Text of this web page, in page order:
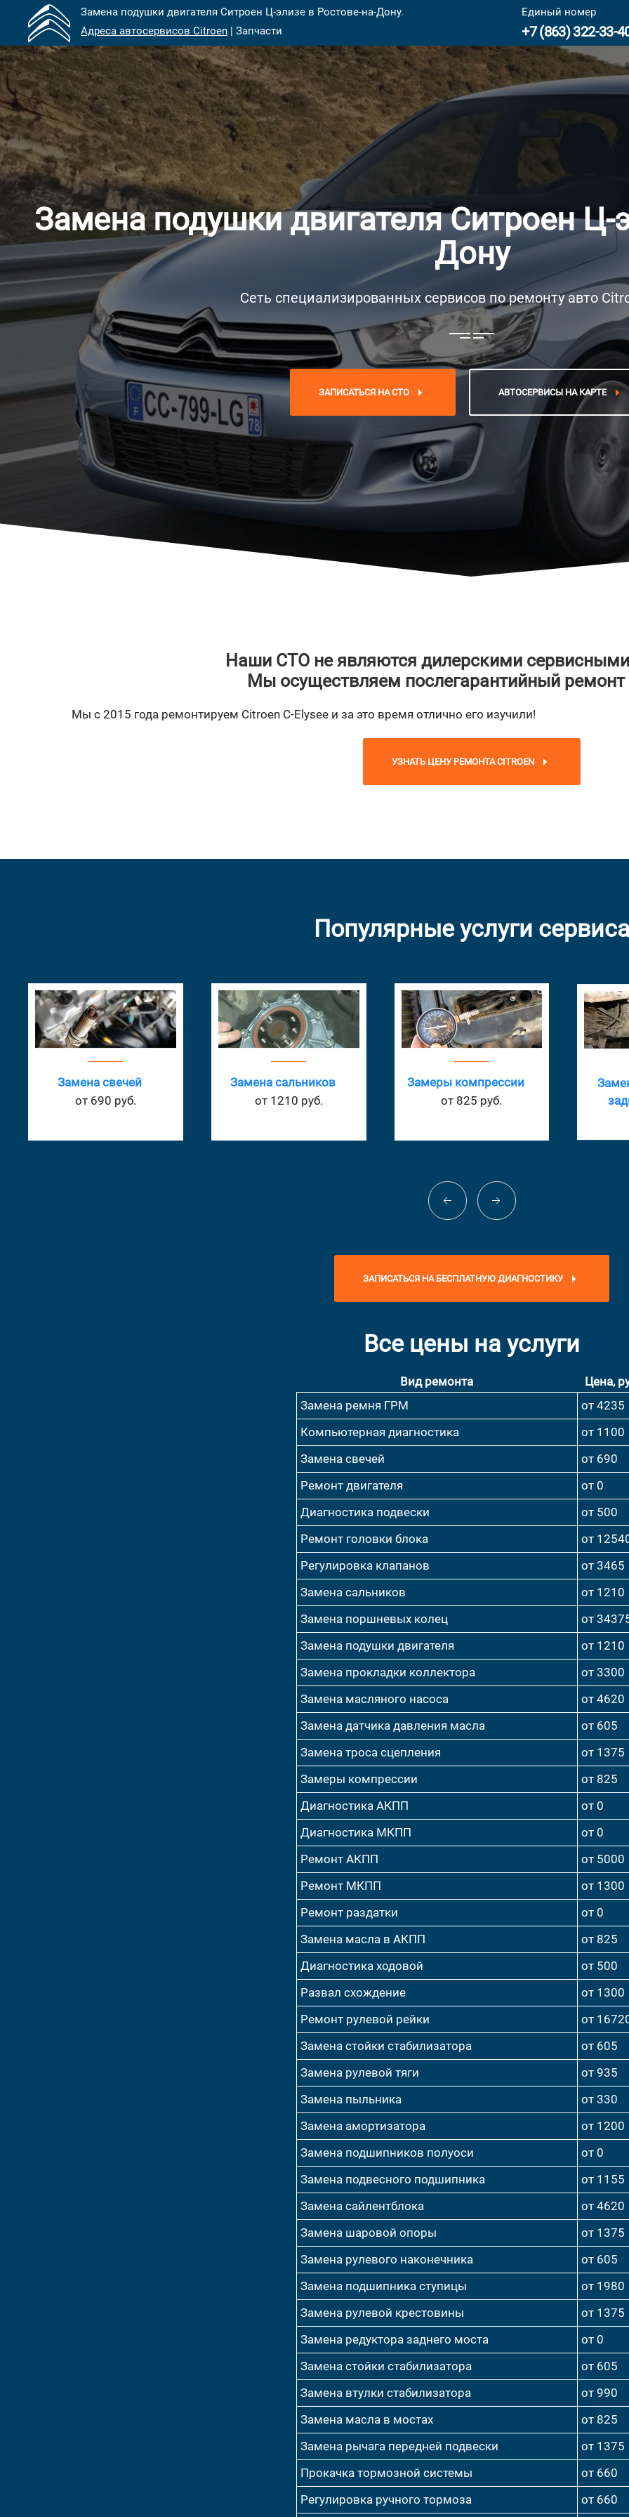
Замена подушки двигателя Ситроен Ц-элизе в Ростове-на-Дону.
Адреса автосервисов Citroen | Запчасти
Единый номер
+7 (863) 322-33-
Замена подушки двигателя Ситроен Ц-
Дону
Сеть специализированных сервисов по ремонту авто
ЗАПИСАТЬСЯ НА СТО АВТОСЕРВИСЫ НА КАРТЕ
Наши СТО не являются дилерскими
Мы осуществляем послегарантийный ремонт
Мы с 2015 года ремонтируем Citroen C-Elysee и за это время отлично его изучили!
УЗНАТЬ ЦЕНУ РЕМОНТА CITROEN
Популярные услуги
Замена сальников
от 1210 руб.
Замеры компрессии
от 825 руб.
Замена редуктора
заднего моста
ЗАПИСАТЬСЯ НА БЕСПЛАТНУЮ ДИАГНОСТИКУ
Все цены на услуги
Вид ремонта
Цена,
Замена ремня ГРМ
от 4235
Компьютерная диагностика
от 1100
Замена свечей
от 690
Ремонт двигателя
от 0
Диагностика подвески
от 500
Ремонт головки блока
от
Регулировка клапанов
от 3465
Замена сальников
от 1210
Замена поршневых колец
от
Замена подушки двигателя
от 1210
Замена прокладки коллектора
от 3300
Замена масляного насоса
от 4620
Замена датчика давления масла
от 605
Замена троса сцепления
от 1375
Замеры компрессии
от 825
Диагностика АКПП
от 0
Диагностика МКПП
от 0
Ремонт АКПП
от 5000
Ремонт МКПП
от 1300
Ремонт раздатки
от 0
Замена масла в АКПП
от 825
Диагностика ходовой
от 500
Развал схождение
от 1300
Ремонт рулевой рейки
от
Замена стойки стабилизатора
от 605
Замена рулевой тяги
от 935
Замена пыльника
от 330
Замена амортизатора
от 1200
Замена подшипников полуоси
от 0
Замена подвесного подшипника
от 1155
Замена сайлентблока
от 4620
Замена шаровой опоры
от 1375
Замена рулевого наконечника
от 605
Замена подшипника ступицы
от 1980
Замена рулевой крестовины
от 1375
Замена редуктора заднего моста
от 0
Замена стойки стабилизатора
от 605
Замена втулки стабилизатора
от 990
Замена масла в мостах
от 825
Замена рычага передней подвески
от 1375
Прокачка тормозной системы
от 660
Регулировка ручного тормоза
от 660